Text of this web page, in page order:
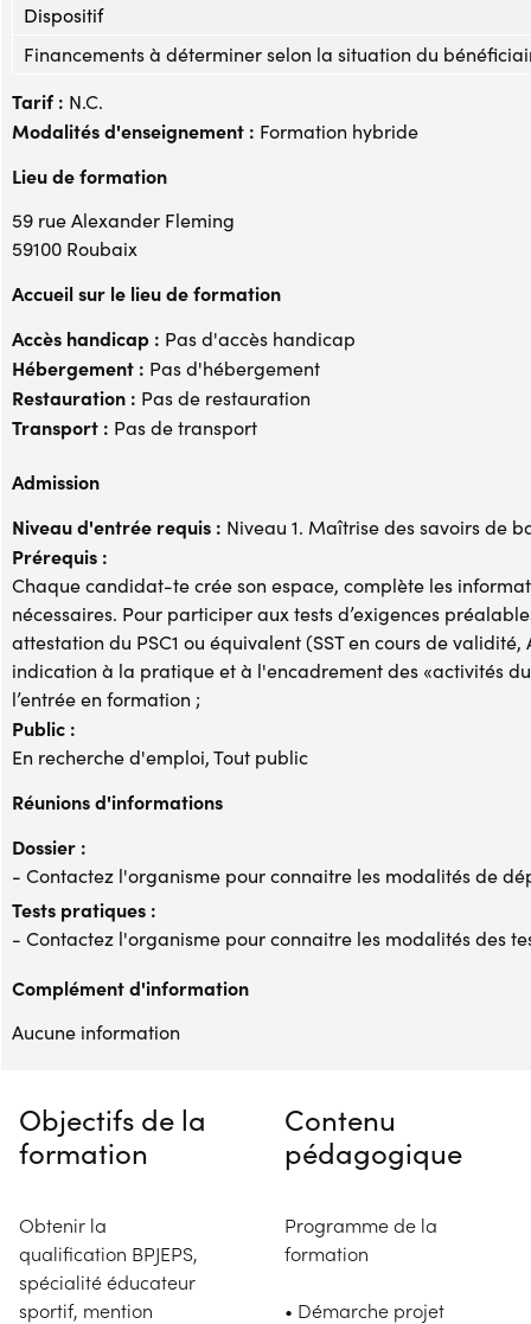
Dispositif
Financements à déterminer selon la situation du
Tarif : N.C.
Modalités d'enseignement : Formation hybride
Lieu de formation
59 rue Alexander Fleming
59100 Roubaix
Accueil sur le lieu de formation
Accès handicap : Pas d'accès handicap
Hébergement : Pas d'hébergement
Restauration : Pas de restauration
Transport : Pas de transport
Admission
Niveau d'entrée requis : Niveau 1. Maîtrise des savoirs de
Prérequis :
Chaque candidat-te crée son espace, complète les
nécessaires. Pour participer aux tests d’exigences
attestation du PSC1 ou équivalent (SST en cours de
indication à la pratique et à l'encadrement des «activités
l’entrée en formation ;
Public :
En recherche d'emploi, Tout public
Réunions d'informations
Dossier :
- Contactez l'organisme pour connaitre les modalités de
Tests pratiques :
- Contactez l'organisme pour connaitre les modalités des
Complément d'information
Aucune information
Objectifs de la
formation
Obtenir la
qualification BPJEPS,
spécialité éducateur
sportif, mention
Contenu
pédagogique
Programme de la
formation
• Démarche projet